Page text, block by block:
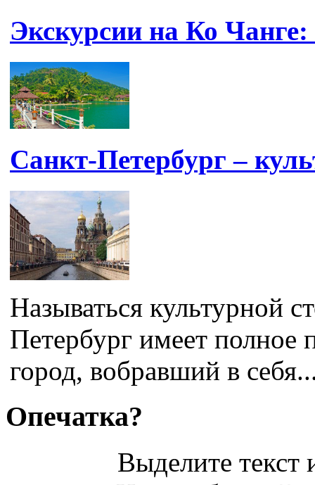
Экскурсии на Ко
Санкт-Петербург –
Называться культурной
Петербург имеет полное
город, вобравший в
Опечатка?
Выделите